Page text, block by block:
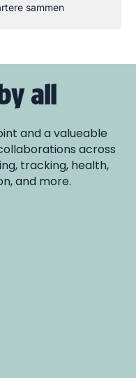
sammen
all
and a valueable
across
tracking, health,
and more.